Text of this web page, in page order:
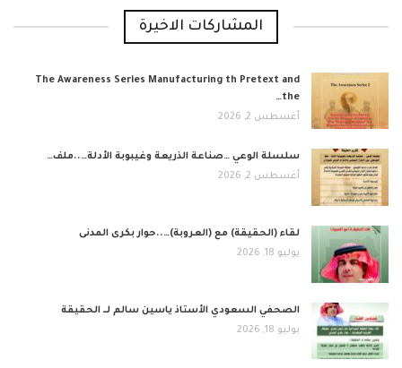
المشاركات الاخيرة
The Awareness Series Manufacturing th Pretext and
the…
أغسطس 2, 2026
​سلسلة الوعي …صناعة الذريعة وغيبوبة الأدلة…..ملف…
أغسطس 2, 2026
لقاء (الحقيقة) مع (العروبة)…..حوار بكرى المدنى
يوليو 18, 2026
الصحفي السعودي الأستاذ ياسين سالم لــ الحقيقة
يوليو 18, 2026